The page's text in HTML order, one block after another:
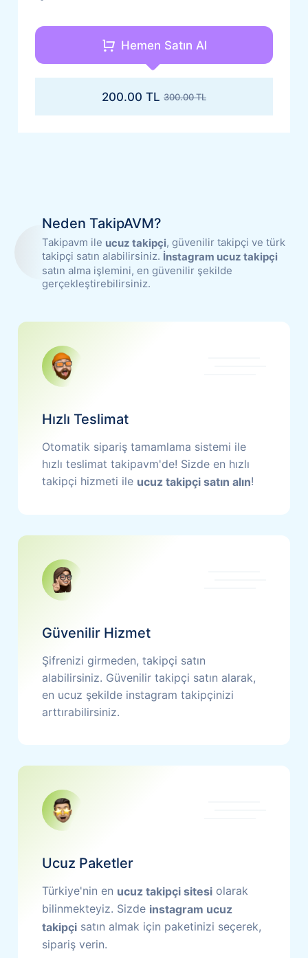
Ucuz Takipçi Satın Al
Hemen Satın Al
200.00 TL 300.00 TL
Neden TakipAVM?
Takipavm ile ucuz takipçi, güvenilir takipçi ve türk
takipçi satın alabilirsiniz. İnstagram ucuz takipçi
satın alma işlemini, en güvenilir şekilde
gerçekleştirebilirsiniz.
Hızlı Teslimat
Otomatik sipariş tamamlama sistemi ile
hızlı teslimat takipavm'de! Sizde en hızlı
takipçi hizmeti ile ucuz takipçi satın alın!
Güvenilir Hizmet
Şifrenizi girmeden, takipçi satın
alabilirsiniz. Güvenilir takipçi satın alarak,
en ucuz şekilde instagram takipçinizi
arttırabilirsiniz.
Ucuz Paketler
Türkiye'nin en ucuz takipçi sitesi olarak
bilinmekteyiz. Sizde instagram ucuz
takipçi satın almak için paketinizi seçerek,
sipariş verin.